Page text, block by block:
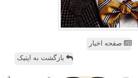
صفحه اخبار
بازگشت به اپتیک